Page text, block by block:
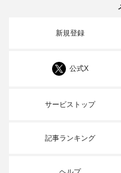
新規登録
公式X
サービストップ
記事ランキング